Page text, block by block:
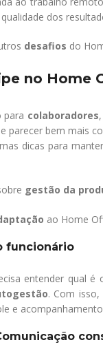
dos
desafios do
no Home
para colaboradores
parecer bem mais
dicas para
gestão da
ao Home
funcionário
entender qual
. Com
e